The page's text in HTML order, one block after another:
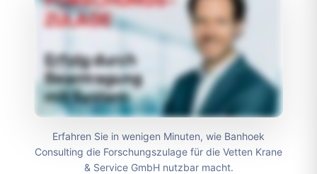
Erfahren Sie in wenigen Minuten, wie Banhoek
Consulting die Forschungszulage für die Vetten Krane
& Service GmbH nutzbar macht.